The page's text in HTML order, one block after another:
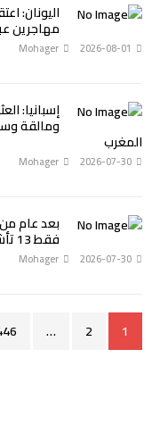
مهاجرين
2026-08-01
Mohager
إسبانيا:
ومالقة
المغرب
2026-07-30
Mohager
بعد عام
فقط 13 تأشيرة إنسانية
2026-07-30
Mohager
1
2
…